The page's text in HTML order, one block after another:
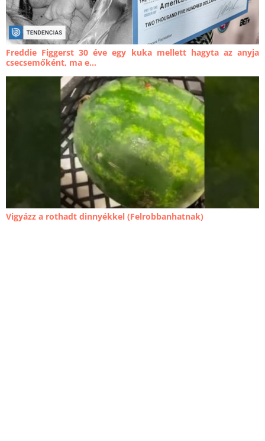
Freddie Figgerst 30 éve egy kuka mellett hagyta az anyja
csecsemőként, ma e...
Vigyázz a rothadt dinnyékkel (Felrobbanhatnak)